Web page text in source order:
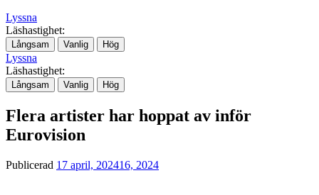
Lyssna
Läshastighet:
Långsam Vanlig Hög
Lyssna
Läshastighet:
Långsam Vanlig Hög
Flera artister har hoppat av inför
Eurovision
Publicerad 17 april, 202416, 2024